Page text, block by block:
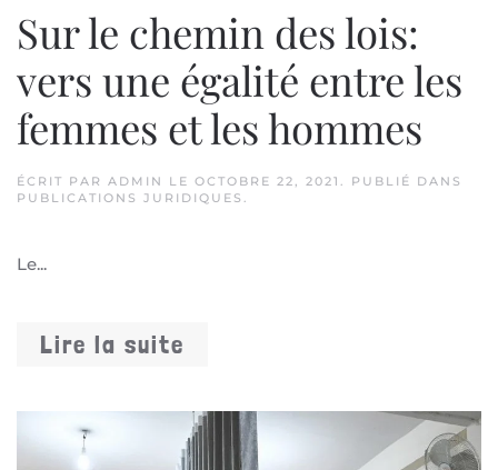
Sur le chemin des lois:
vers une égalité entre les
femmes et les hommes
ÉCRIT PAR ADMIN LE OCTOBRE 22, 2021 . PUBLIÉ DANS
PUBLICATIONS JURIDIQUES .
Le...
Lire la suite